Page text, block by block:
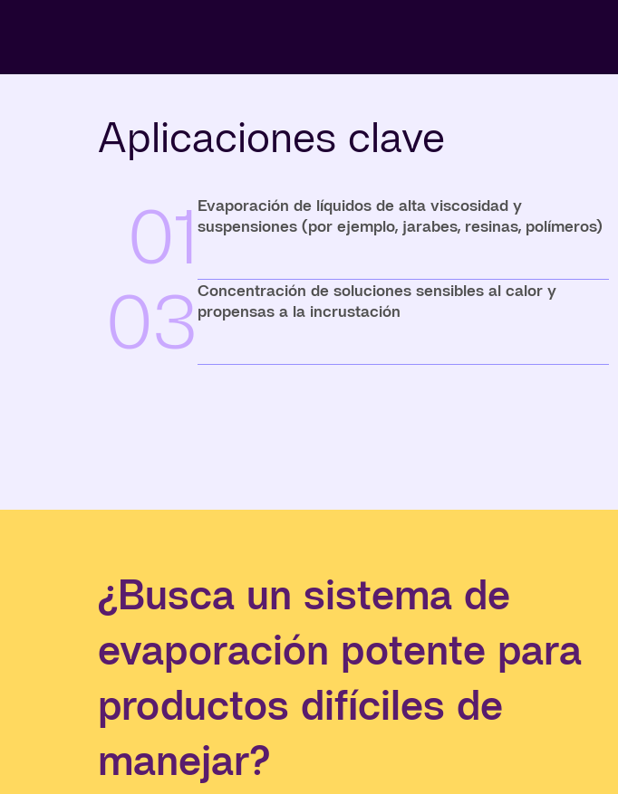
Aplicaciones clave
01 Evaporación de líquidos de alta viscosidad y
suspensiones (por ejemplo, jarabes, resinas, polímeros)
03Concentración de soluciones sensibles al calor y
propensas a la incrustación
¿Busca un sistema de
evaporación potente para
productos difíciles de
manejar?